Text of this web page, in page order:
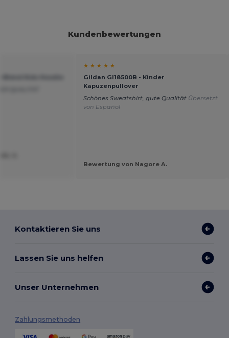
Kundenbewertungen
★ ★ ★ ★ ★
Gildan GI18500B - Kinder
Kapuzenpullover
Schönes Sweatshirt, gute Qualität Übersetzt
von Español
Bewertung von Nagore A.
Kontaktieren Sie uns
Lassen Sie uns helfen
Unser Unternehmen
Zahlungsmethoden